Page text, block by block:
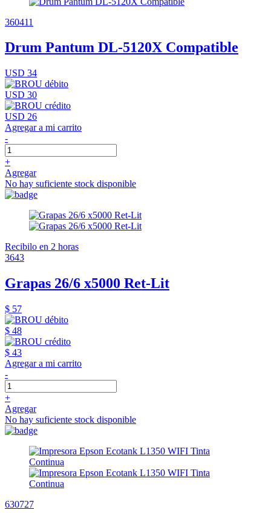
360411
Drum Pantum DL-5120X Compatible
USD 34
USD 30
USD 26
Agregar a mi carrito
-
+
Agregar
No hay suficiente stock disponible
Recibilo en 2 horas
3643
Grapas 26/6 x5000 Ret-Lit
$ 57
$ 48
$ 43
Agregar a mi carrito
-
+
Agregar
No hay suficiente stock disponible
630727